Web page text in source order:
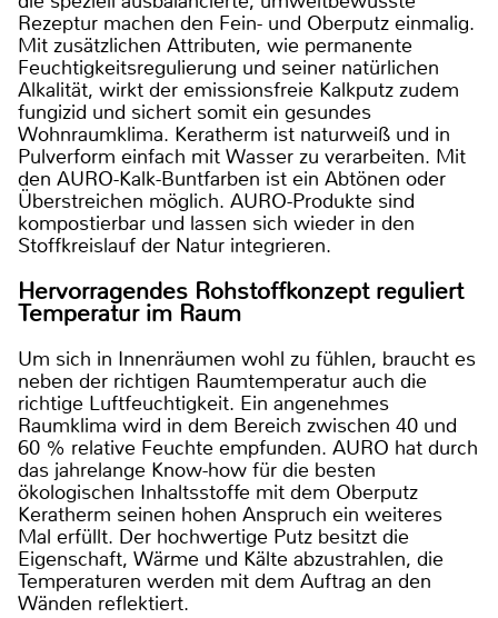
Rezeptur machen den Fein- und Oberputz einmalig.
Mit zusätzlichen Attributen, wie permanente
Feuchtigkeitsregulierung und seiner natürlichen
Alkalität, wirkt der emissionsfreie Kalkputz zudem
fungizid und sichert somit ein gesundes
Wohnraumklima. Keratherm ist naturweiß und in
Pulverform einfach mit Wasser zu verarbeiten. Mit
den AURO-Kalk-Buntfarben ist ein Abtönen oder
Überstreichen möglich. AURO-Produkte sind
kompostierbar und lassen sich wieder in den
Stoffkreislauf der Natur integrieren.
Hervorragendes Rohstoffkonzept reguliert
Temperatur im Raum
Um sich in Innenräumen wohl zu fühlen, braucht es
neben der richtigen Raumtemperatur auch die
richtige Luftfeuchtigkeit. Ein angenehmes
Raumklima wird in dem Bereich zwischen 40 und
60 % relative Feuchte empfunden. AURO hat durch
das jahrelange Know-how für die besten
ökologischen Inhaltsstoffe mit dem Oberputz
Keratherm seinen hohen Anspruch ein weiteres
Mal erfüllt. Der hochwertige Putz besitzt die
Eigenschaft, Wärme und Kälte abzustrahlen, die
Temperaturen werden mit dem Auftrag an den
Wänden reflektiert.